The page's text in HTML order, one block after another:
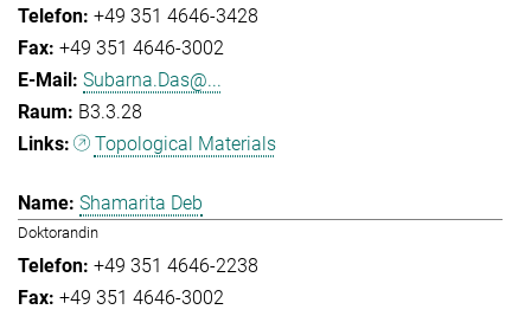
+49 351 4646-3428
+49 351 4646-3002
Subarna.Das@...
B3.3.28
Topological Materials
Shamarita Deb
Doktorandin
+49 351 4646-2238
+49 351 4646-3002